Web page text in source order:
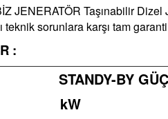
JENERATÖR Taşınabilir
teknik sorunlara karşı tam garanti
:
STANDY-BY
kW